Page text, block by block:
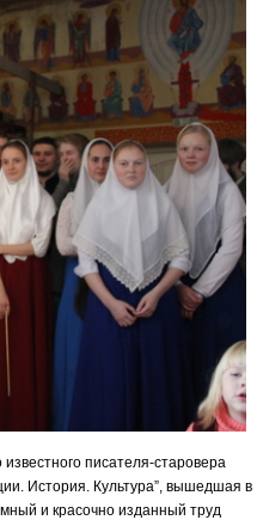
писателя-старовера
История. Культура”, вышедшая в
и красочно изданный труд